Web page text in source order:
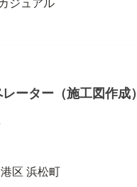
ジュアル
ーター（施工図作成）
区 浜松町